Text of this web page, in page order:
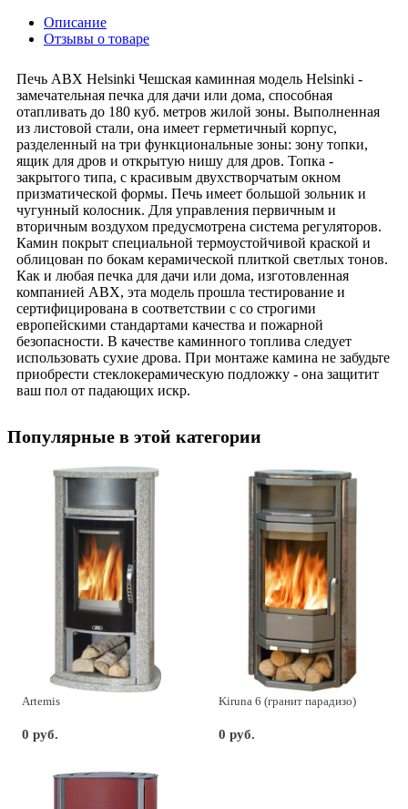
Описание
Отзывы о товаре
Печь ABX Helsinki Чешская каминная модель Helsinki -
замечательная печка для дачи или дома, способная
отапливать до 180 куб. метров жилой зоны. Выполненная
из листовой стали, она имеет герметичный корпус,
разделенный на три функциональные зоны: зону топки,
ящик для дров и открытую нишу для дров. Топка -
закрытого типа, с красивым двухстворчатым окном
призматической формы. Печь имеет большой зольник и
чугунный колосник. Для управления первичным и
вторичным воздухом предусмотрена система регуляторов.
Камин покрыт специальной термоустойчивой краской и
облицован по бокам керамической плиткой светлых тонов.
Как и любая печка для дачи или дома, изготовленная
компанией АВХ, эта модель прошла тестирование и
сертифицирована в соответствии с со строгими
европейскими стандартами качества и пожарной
безопасности. В качестве каминного топлива следует
использовать сухие дрова. При монтаже камина не забудьте
приобрести стеклокерамическую подложку - она защитит
ваш пол от падающих искр.
Популярные в этой категории
Artemis
0 руб.
Kiruna 6 (гранит парадизо)
0 руб.